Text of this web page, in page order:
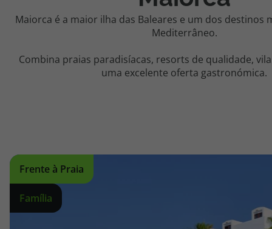
Maiorca é a maior ilha das Baleares e um dos destinos
Mediterrâneo.
Combina praias paradisíacas, resorts de qualidade,
uma excelente oferta gastronómica.
Frente à Praia
Família